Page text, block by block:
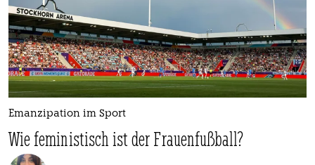
Emanzipation im Sport
Wie feministisch ist der Frauenfußball?